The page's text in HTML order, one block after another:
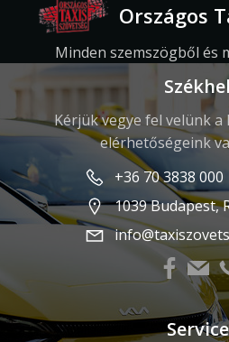
Országos
Minden szemszögből és
Kérjük vegye fel velünk
elérhetőségeink
+36 70 3838 000
1039 Budapest,